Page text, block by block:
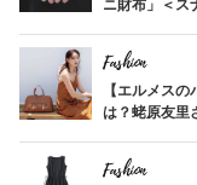
ニ財布」＜ス
Fashion
【エルメス
は？蛯原友里
Fashion